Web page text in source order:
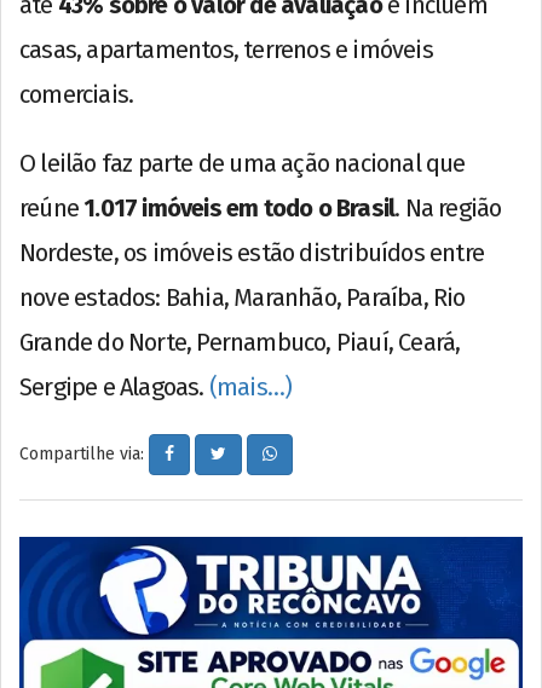
casas, apartamentos, terrenos e imóveis
comerciais.
O leilão faz parte de uma ação nacional que
reúne 1.017 imóveis em todo o Brasil. Na região
Nordeste, os imóveis estão distribuídos entre
nove estados: Bahia, Maranhão, Paraíba, Rio
Grande do Norte, Pernambuco, Piauí, Ceará,
Sergipe e Alagoas. (mais…)
Compartilhe via: